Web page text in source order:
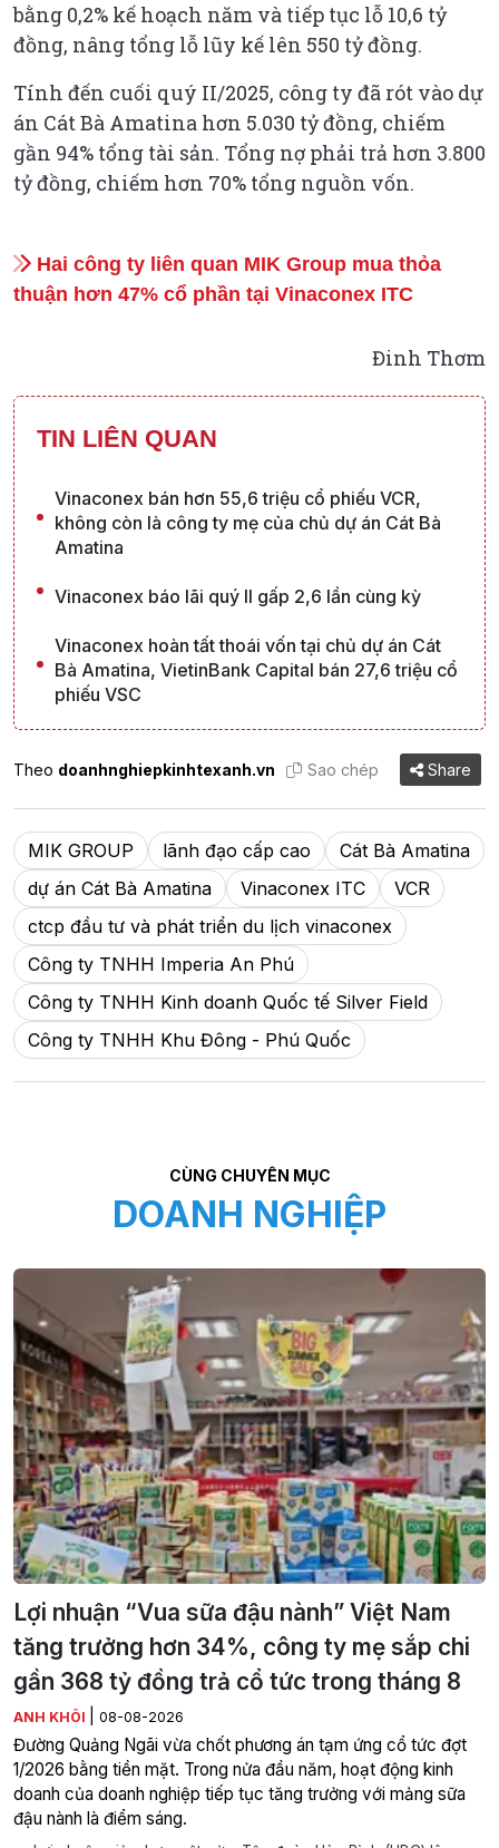
bằng 0,2% kế hoạch năm và tiếp tục lỗ 10,6 tỷ
đồng, nâng tổng lỗ lũy kế lên 550 tỷ đồng.
Tính đến cuối quý II/2025, công ty đã rót vào dự
án Cát Bà Amatina hơn 5.030 tỷ đồng, chiếm
gần 94% tổng tài sản. Tổng nợ phải trả hơn 3.800
tỷ đồng, chiếm hơn 70% tổng nguồn vốn.
Hai công ty liên quan MIK Group mua thỏa
thuận hơn 47% cổ phần tại Vinaconex ITC
Đinh Thơm
TIN LIÊN QUAN
Vinaconex bán hơn 55,6 triệu cổ phiếu VCR,
không còn là công ty mẹ của chủ dự án Cát Bà
Amatina
Vinaconex báo lãi quý II gấp 2,6 lần cùng kỳ
Vinaconex hoàn tất thoái vốn tại chủ dự án Cát
Bà Amatina, VietinBank Capital bán 27,6 triệu cổ
phiếu VSC
Theo doanhnghiepkinhtexanh.vn Sao chép Share
MIK GROUP lãnh đạo cấp cao
Cát Bà Amatina
dự án Cát Bà Amatina
Vinaconex ITC
VCR
ctcp đầu tư và phát triển du lịch vinaconex
Công ty TNHH Imperia An Phú
Công ty TNHH Kinh doanh Quốc tế Silver Field
Công ty TNHH Khu Đông - Phú Quốc
CÙNG CHUYÊN MỤC
DOANH NGHIỆP
Lợi nhuận “Vua sữa đậu nành” Việt Nam
tăng trưởng hơn 34%, công ty mẹ sắp chi
gần 368 tỷ đồng trả cổ tức trong tháng 8
ANH KHÔI 08-08-2026
Đường Quảng Ngãi vừa chốt phương án tạm ứng cổ tức đợt
1/2026 bằng tiền mặt. Trong nửa đầu năm, hoạt động kinh
doanh của doanh nghiệp tiếp tục tăng trưởng với mảng sữa
đậu nành là điểm sáng.